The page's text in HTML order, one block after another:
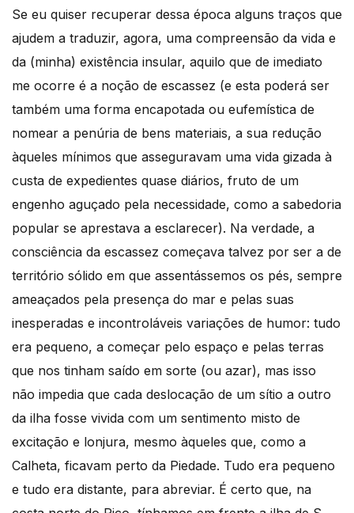
Se eu quiser recuperar dessa época alguns traços que
ajudem a traduzir, agora, uma compreensão da vida e
da (minha) existência insular, aquilo que de imediato
me ocorre é a noção de escassez (e esta poderá ser
também uma forma encapotada ou eufemística de
nomear a penúria de bens materiais, a sua redução
àqueles mínimos que asseguravam uma vida gizada à
custa de expedientes quase diários, fruto de um
engenho aguçado pela necessidade, como a sabedoria
popular se aprestava a esclarecer). Na verdade, a
consciência da escassez começava talvez por ser a de
território sólido em que assentássemos os pés, sempre
ameaçados pela presença do mar e pelas suas
inesperadas e incontroláveis variações de humor: tudo
era pequeno, a começar pelo espaço e pelas terras
que nos tinham saído em sorte (ou azar), mas isso
não impedia que cada deslocação de um sítio a outro
da ilha fosse vivida com um sentimento misto de
excitação e lonjura, mesmo àqueles que, como a
Calheta, ficavam perto da Piedade. Tudo era pequeno
e tudo era distante, para abreviar. É certo que, na